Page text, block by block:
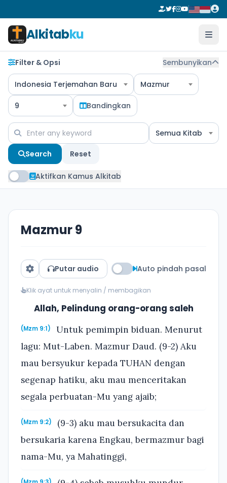
Alkitabku
Filter & Opsi Sembunyikan
Indonesia Terjemahan Baru Mazmur
9 Bandingkan
Semua Kitab
Search Reset
Aktifkan Kamus Alkitab
Mazmur 9
Putar audio Auto pindah pasal
Klik ayat untuk menyalin / membagikan
Allah, Pelindung orang-orang saleh
(Mzm 9:1)
Untuk pemimpin biduan. Menurut
lagu: Mut-Laben. Mazmur Daud. (9-2) Aku
mau bersyukur kepada TUHAN dengan
segenap hatiku, aku mau menceritakan
segala perbuatan-Mu yang ajaib;
(Mzm 9:2)
(9-3) aku mau bersukacita dan
bersukaria karena Engkau, bermazmur bagi
nama-Mu, ya Mahatinggi,